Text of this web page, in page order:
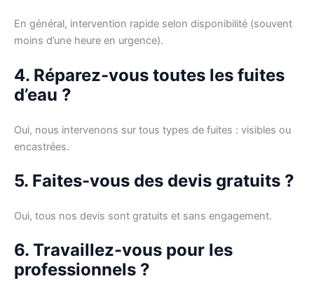
En général, intervention rapide selon disponibilité (souvent
moins d’une heure en urgence).
4. Réparez-vous toutes les fuites
d’eau ?
Oui, nous intervenons sur tous types de fuites : visibles ou
encastrées.
5. Faites-vous des devis gratuits ?
Oui, tous nos devis sont gratuits et sans engagement.
6. Travaillez-vous pour les
professionnels ?